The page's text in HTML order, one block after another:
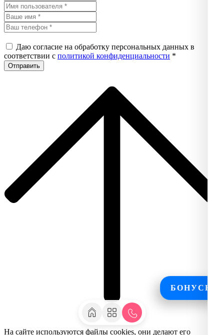
БОНУСЫ
Даю согласие на обработку персональных данных в
соответствии с политикой конфиденциальности *
На сайте используются файлы cookies, они делают его